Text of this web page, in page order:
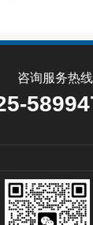
咨询服务热线